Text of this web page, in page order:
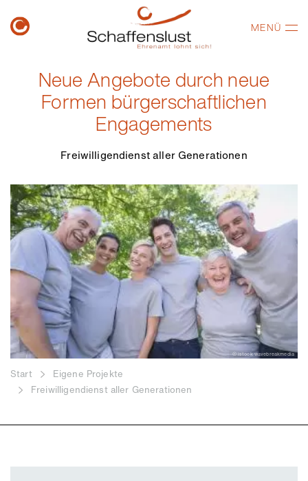
MENÜ
Neue Angebote durch neue
Formen bürgerschaftlichen
Engagements
Freiwilligendienst aller Generationen
© istock wavebreakmedia
Start
Eigene Projekte
Freiwilligendienst aller Generationen